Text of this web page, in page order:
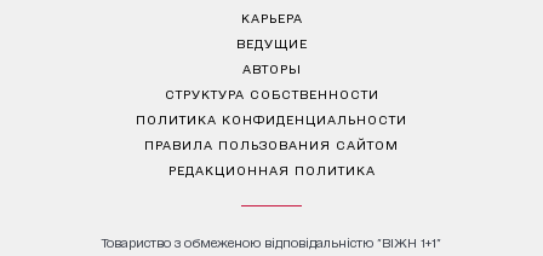
КАРЬЕРА
ВЕДУЩИЕ
АВТОРЫ
СТРУКТУРА СОБСТВЕННОСТИ
ПОЛИТИКА КОНФИДЕНЦИАЛЬНОСТИ
ПРАВИЛА ПОЛЬЗОВАНИЯ САЙТОМ
РЕДАКЦИОННАЯ ПОЛИТИКА
Товариство з обмеженою відповідальністю "ВІЖН 1+1"